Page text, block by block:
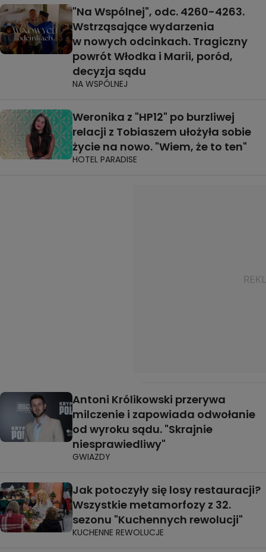
"Na Wspólnej", odc. 4260-4263.
Wstrząsające wydarzenia
w nowych odcinkach. Tragiczny
powrót Włodka i Marii, poród,
decyzja sądu
NA WSPÓLNEJ
Weronika z "HP12" po burzliwej
relacji z Tobiaszem ułożyła sobie
życie na nowo. "Wiem, że to ten"
HOTEL PARADISE
Antoni Królikowski przerywa
milczenie i zapowiada odwołanie
od wyroku sądu. "Skrajnie
niesprawiedliwy"
GWIAZDY
Jak potoczyły się losy restauracji?
Wszystkie metamorfozy z 32.
sezonu "Kuchennych rewolucji"
KUCHENNE REWOLUCJE